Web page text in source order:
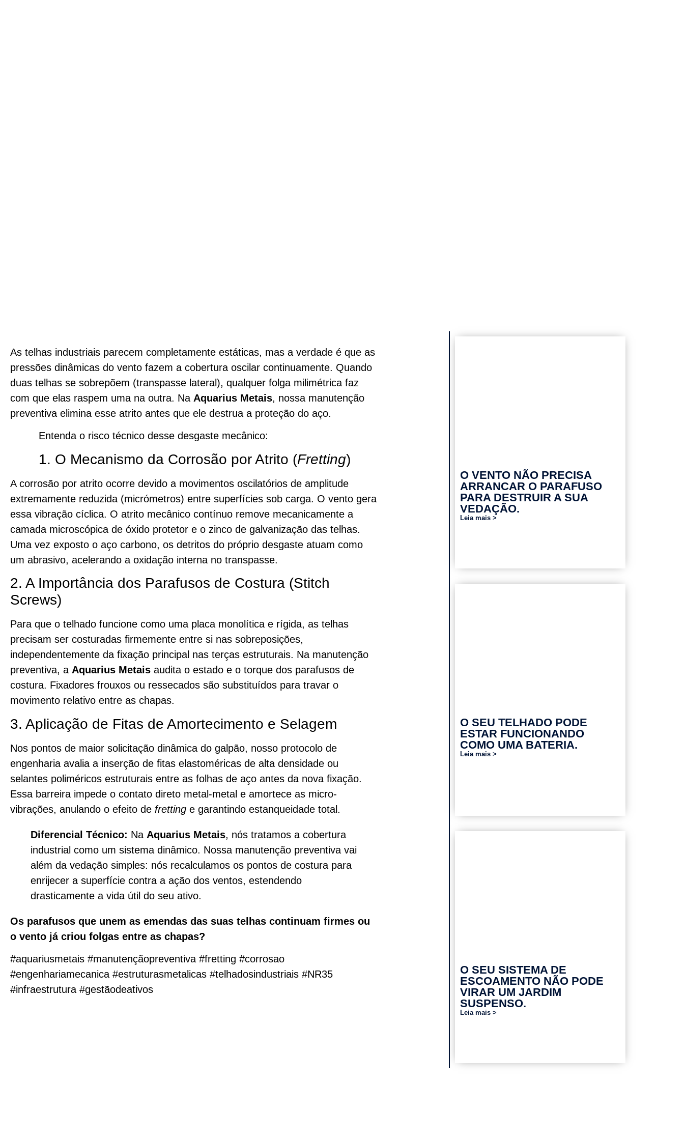
As telhas industriais parecem completamente estáticas, mas a verdade é que as
pressões dinâmicas do vento fazem a cobertura oscilar continuamente. Quando
duas telhas se sobrepõem (transpasse lateral), qualquer folga milimétrica faz
com que elas raspem uma na outra. Na Aquarius Metais, nossa manutenção
preventiva elimina esse atrito antes que ele destrua a proteção do aço.
Entenda o risco técnico desse desgaste mecânico:
1. O Mecanismo da Corrosão por Atrito (Fretting)
A corrosão por atrito ocorre devido a movimentos oscilatórios de amplitude
extremamente reduzida (micrómetros) entre superfícies sob carga. O vento gera
essa vibração cíclica. O atrito mecânico contínuo remove mecanicamente a
camada microscópica de óxido protetor e o zinco de galvanização das telhas.
Uma vez exposto o aço carbono, os detritos do próprio desgaste atuam como
um abrasivo, acelerando a oxidação interna no transpasse.
2. A Importância dos Parafusos de Costura (Stitch
Screws)
Para que o telhado funcione como uma placa monolítica e rígida, as telhas
precisam ser costuradas firmemente entre si nas sobreposições,
independentemente da fixação principal nas terças estruturais. Na manutenção
preventiva, a Aquarius Metaisaudita o estado e o torque dos parafusos de
costura. Fixadores frouxos ou ressecados são substituídos para travar o
movimento relativo entre as chapas.
3. Aplicação de Fitas de Amortecimento e Selagem
Nos pontos de maior solicitação dinâmica do galpão, nosso protocolo de
engenharia avalia a inserção de fitas elastoméricas de alta densidade ou
selantes poliméricos estruturais entre as folhas de aço antes da nova fixação.
Essa barreira impede o contato direto metal-metal e amortece as micro-
vibrações, anulando o efeito de frettinge garantindo estanqueidade total.
Diferencial Técnico: Na Aquarius Metais, nós tratamos a cobertura
industrial como um sistema dinâmico. Nossa manutenção preventiva vai
além da vedação simples: nós recalculamos os pontos de costura para
enrijecer a superfície contra a ação dos ventos, estendendo
drasticamente a vida útil do seu ativo.
Os parafusos que unem as emendas das suas telhas continuam firmes ou
o vento já criou folgas entre as chapas?
#aquariusmetais #manutençãopreventiva #fretting #corrosao
#engenhariamecanica #estruturasmetalicas #telhadosindustriais #NR35
#infraestrutura #gestãodeativos
O VENTO NÃO PRECISA
ARRANCAR O PARAFUSO
PARA DESTRUIR A SUA
VEDAÇÃO.
Leia mais >
O SEU TELHADO PODE
ESTAR FUNCIONANDO
COMO UMA BATERIA.
Leia mais >
O SEU SISTEMA DE
ESCOAMENTO NÃO PODE
VIRAR UM JARDIM
SUSPENSO.
Leia mais >